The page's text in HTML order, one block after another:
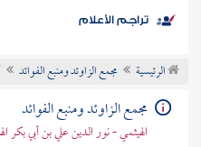
موضوعي
تراجم الأعلام
الرئيسية مجمع الزاوئد ومنبع الفوائد
مجمع الزاوئد ومنبع الفوائد
الهيثمي - نور الدين علي بن أبي بكر